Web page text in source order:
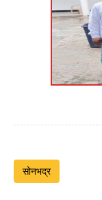
सोनभद्र